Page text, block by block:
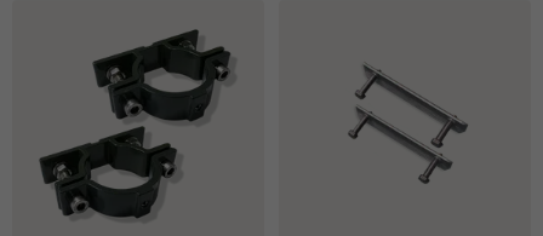
professionele locaties zoals bedrijfsterreinen, parkings,
schoolomgevingen, werven, logistieke sites en privédomeinen. Denk
aan paalbeugels, buispalen, montageframes en muurbeugels voor
vaste of tijdelijke signalisatie. Kies je bevestiging op basis van
bordformaat, paaldiameter, ondergrond, plaatsingslocatie en de
gewenste opstelling.
Op zoek naar montage instructies? Neem dan een kijkje in ons
montageoverzicht!